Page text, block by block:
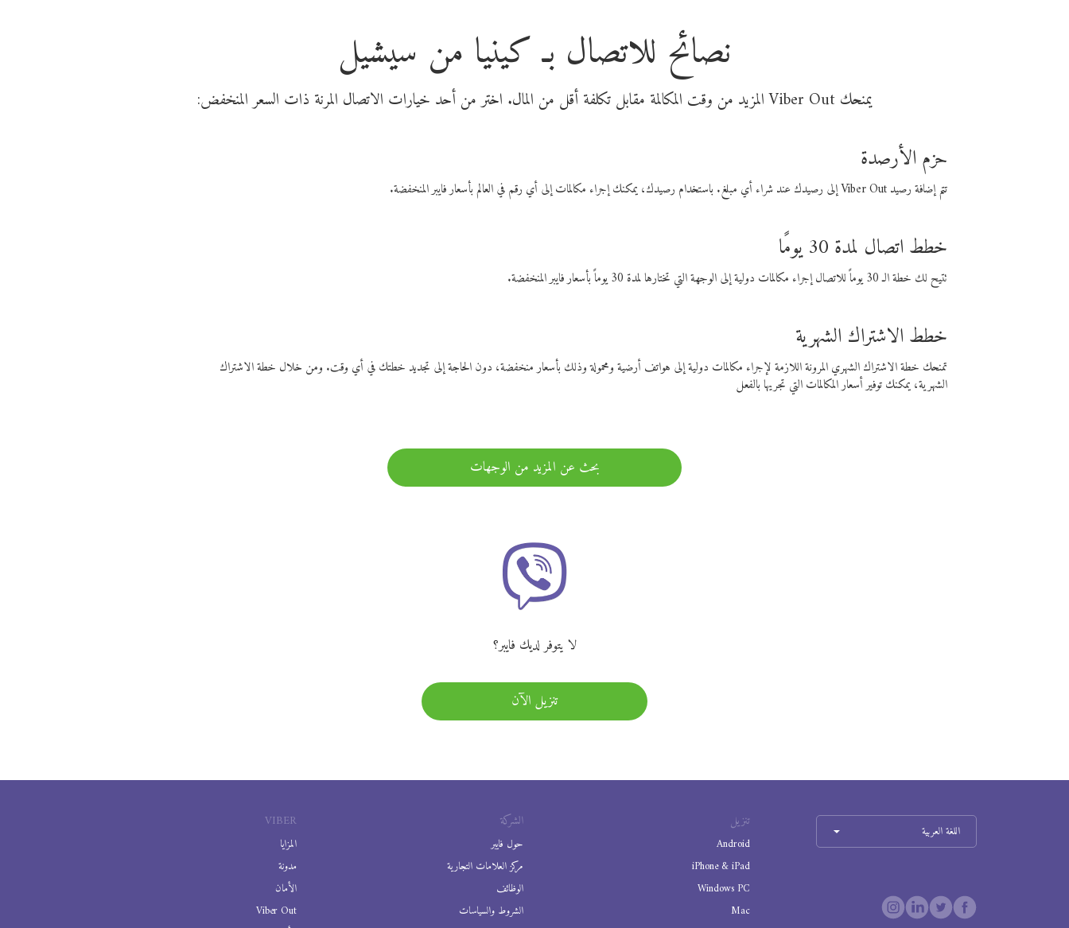
نصائح للاتصال بـ كينيا من سيشيل
يمنحك Viber Out المزيد من وقت المكالمة مقابل تكلفة أقل من المال. اختر من أحد خيارات الاتصال المرنة ذات السعر المنخفض:
حزم الأرصدة
تتم إضافة رصيد Viber Out إلى رصيدك عند شراء أي مبلغ. باستخدام رصيدك، يمكنك إجراء مكالمات إلى أي رقم في العالم بأسعار فايبر المنخفضة.
خطط اتصال لمدة 30 يومًا
تتيح لك خطة الـ 30 يوماً للاتصال إجراء مكالمات دولية إلى الوجهة التي تختارها لمدة 30 يوماً بأسعار فايبر المنخفضة.
خطط الاشتراك الشهرية
تمنحك خطة الاشتراك الشهري المرونة اللازمة لإجراء مكالمات دولية إلى هواتف أرضية ومحمولة وذلك بأسعار منخفضة، دون الحاجة إلى تجديد خطتك في أي وقت. ومن خلال خطة الاشتراك
الشهرية، يمكنك توفير أسعار المكالمات التي تجريها بالفعل
بحث عن المزيد من الوجهات
لا يتوفر لديك فايبر؟
تنزيل الآن
VIBER
المزايا
مدونة
الأمان
Viber Out
الشركة
حول فايبر
مركز العلامات التجارية
الوظائف
الشروط والسياسات
تنزيل
Android
iPhone & iPad
Windows PC
Mac
اللغة العربية